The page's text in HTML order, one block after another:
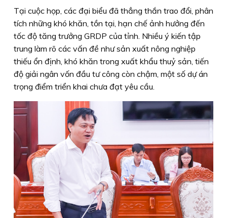
Tại cuộc họp, các đại biểu đã thẳng thắn trao đổi, phân
tích những khó khăn, tồn tại, hạn chế ảnh hưởng đến
tốc độ tăng trưởng GRDP của tỉnh. Nhiều ý kiến tập
trung làm rõ các vấn đề như sản xuất nông nghiệp
thiếu ổn định, khó khăn trong xuất khẩu thuỷ sản, tiến
độ giải ngân vốn đầu tư công còn chậm, một số dự án
trọng điểm triển khai chưa đạt yêu cầu.